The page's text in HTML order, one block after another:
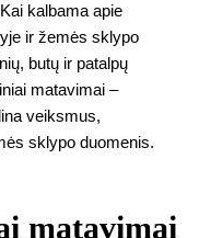
kalbama apie
ir žemės sklypo
butų ir patalpų
matavimai –
veiksmus,
sklypo duomenis.
matavimai